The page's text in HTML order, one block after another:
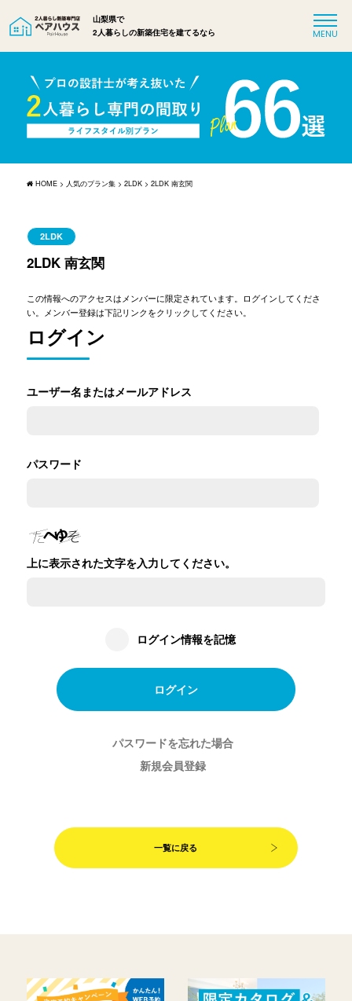
山梨県で
2人暮らしの新築住宅を建てるなら
HOME > 人気のプラン集 >2LDK >2LDK 南玄関
2LDK
2LDK 南玄関
この情報へのアクセスはメンバーに限定されています。ログインしてくださ
い。メンバー登録は下記リンクをクリックしてください。
ログイン
ユーザー名またはメールアドレス
パスワード
上に表示された文字を入力してください。
ログイン情報を記憶
パスワードを忘れた場合
新規会員登録
一覧に戻る